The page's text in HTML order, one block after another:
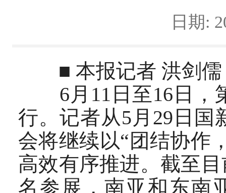
日期:
■ 本报记者 洪剑儒
6月11日至16日，
行。记者从5月29日
会将继续以“团结协作
高效有序推进。截至
名参展，南亚和东南